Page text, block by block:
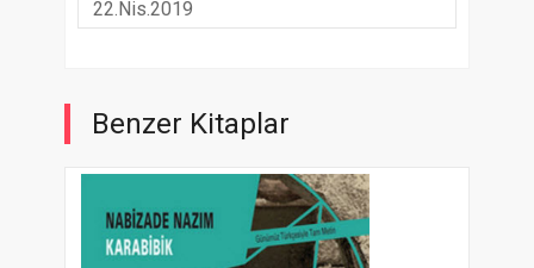
22.Nis.2019
Benzer Kitaplar